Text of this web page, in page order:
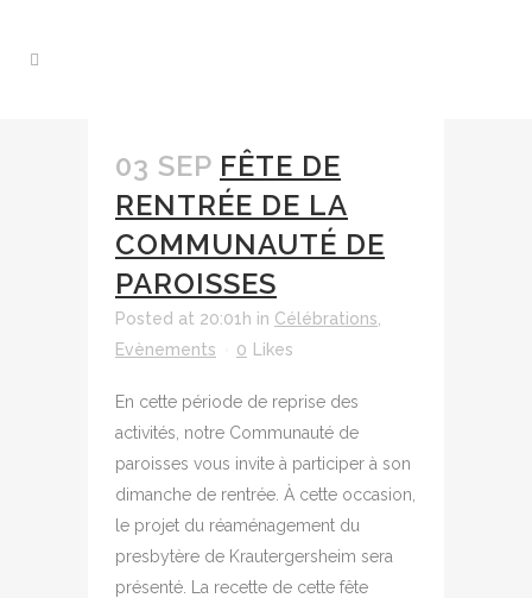
03 SEP FÊTE DE
RENTRÉE DE LA
COMMUNAUTÉ DE
PAROISSES
Posted at 20:01h in Célébrations
Evènements
0 Likes
En cette période de reprise des
activités, notre Communauté de
paroisses vous invite à participer à son
dimanche de rentrée. À cette occasion,
le projet du réaménagement du
presbytère de Krautergersheim sera
présenté. La recette de cette fête